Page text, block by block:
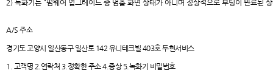
2) 녹화기는 "펌웨어 업그레이드 중 멈춤 화면 상태가 아니며 정상적으로 부팅이 완료된
A/S 주소
경기도 고양시 일산동구 일산로 142 유니테크빌 403호 두현서비스
1. 고객명 2.연락처 3.정확한 주소 4.증상 5.녹화기 비밀번호